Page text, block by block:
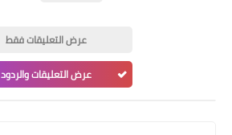
عرض التعليقات فقط
عرض التعليقات والردود